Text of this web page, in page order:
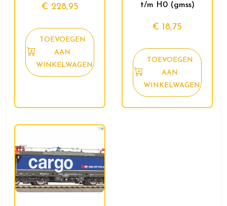
€ 228,95
TOEVOEGEN
AAN
WINKELWAGEN
t/m H0 (gmss)
€ 18,75
TOEVOEGEN
AAN
WINKELWAGEN